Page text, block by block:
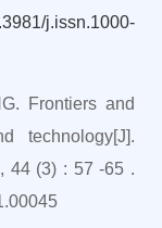
j.issn.1000-
Frontiers and
technology[J].
44 (3) : 57 -65 .